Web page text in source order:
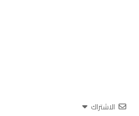
الاشتراك